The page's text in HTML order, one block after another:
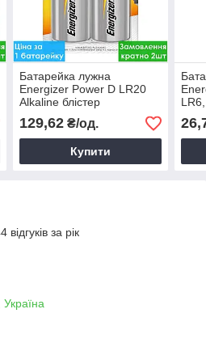
Батарейка лужна
Energizer Power D LR20
Alkaline блістер
129,62₴/од.
Купити
за рік
Україна